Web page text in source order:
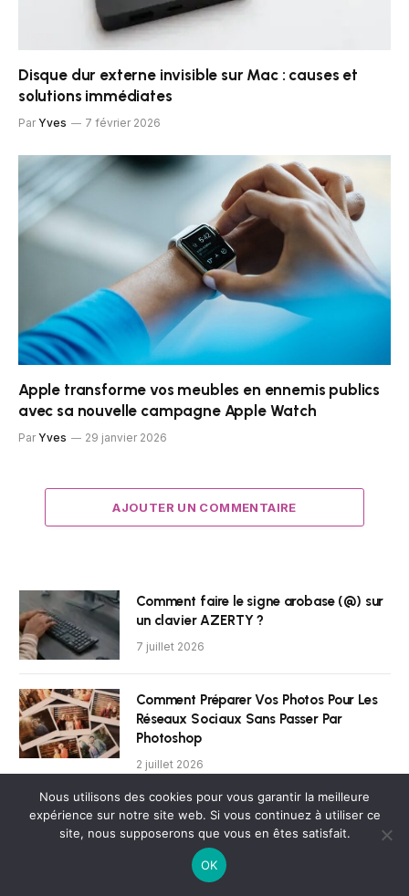
Disque dur externe invisible sur Mac : causes et
solutions immédiates
Par Yves 7 février 2026
Apple transforme vos meubles en ennemis publics
avec sa nouvelle campagne Apple Watch
Par Yves 29 janvier 2026
AJOUTER UN COMMENTAIRE
Comment faire le signe arobase (@) sur
un clavier AZERTY ?
7 juillet 2026
Comment Préparer Vos Photos Pour Les
Réseaux Sociaux Sans Passer Par
Photoshop
2 juillet 2026
Quel est le rôle d’une GED (Gestion
Electronique de Documents) ?
18 juin 2026
Nous utilisons des cookies pour vous garantir la meilleure
expérience sur notre site web. Si vous continuez à utiliser ce
site, nous supposerons que vous en êtes satisfait.
OK